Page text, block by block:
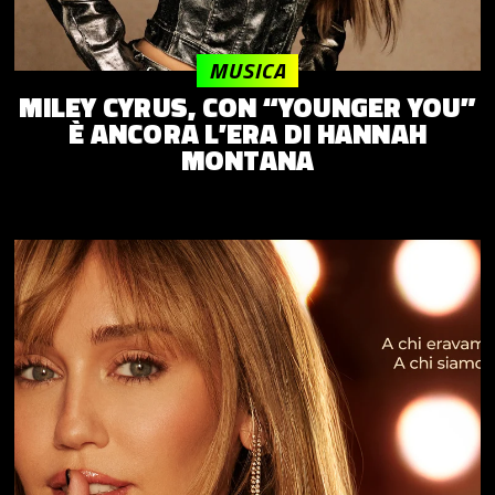
MILEY CYRUS, CON “YOUNGER YOU”
È ANCORA L’ERA DI HANNAH
MONTANA
MUSICA